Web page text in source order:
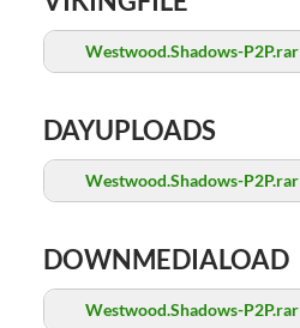
Westwood.Shadows-P2P.rar
DAYUPLOADS
Westwood.Shadows-P2P.rar
DOWNMEDIALOAD
Westwood.Shadows-P2P.rar